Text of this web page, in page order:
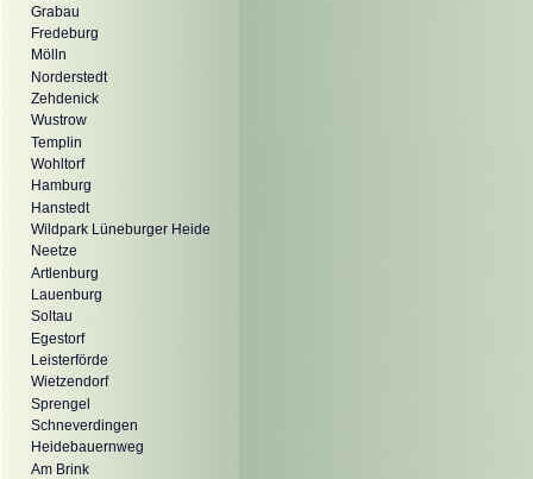
Grabau
Fredeburg
Mölln
Norderstedt
Zehdenick
Wustrow
Templin
Wohltorf
Hamburg
Hanstedt
Wildpark Lüneburger Heide
Neetze
Artlenburg
Lauenburg
Soltau
Egestorf
Leisterförde
Wietzendorf
Sprengel
Schneverdingen
Heidebauernweg
Am Brink